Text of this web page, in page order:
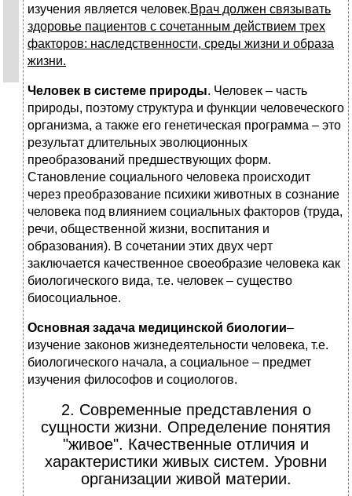
изучения является человек.Врач должен связывать
здоровье пациентов с сочетанным действием трех
факторов: наследственности, среды жизни и образа
жизни.
Человек в системе природы. Человек – часть
природы, поэтому структура и функции человеческого
организма, а также его генетическая программа – это
результат длительных эволюционных
преобразований предшествующих форм.
Становление социального человека происходит
через преобразование психики животных в сознание
человека под влиянием социальных факторов (труда,
речи, общественной жизни, воспитания и
образования). В сочетании этих двух черт
заключается качественное своеобразие человека как
биологического вида, т.е. человек – существо
биосоциальное.
Основная задача медицинской биологии–
изучение законов жизнедеятельности человека, т.е.
биологического начала, а социальное – предмет
изучения философов и социологов.
2. Современные представления о
сущности жизни. Определение понятия
"живое". Качественные отличия и
характеристики живых систем. Уровни
организации живой материи.